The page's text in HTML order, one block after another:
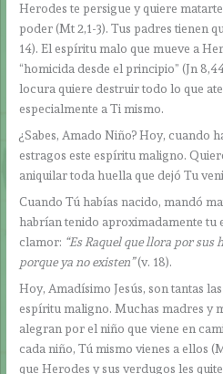
Herodes te persigue y quiere
poder (Mt 2,1-3). Tus padres tienen
14). El espíritu malo que mueve a
“homicida desde el principio” (Jn
locura quiere destruir todo lo que
especialmente a Ti mismo.
¿Sabes, Amado Niño? Hoy, cuando
estragos este espíritu maligno.
aniquilar toda huella que dejó Tu
Cuando Tú habías nacido, mandó
habrían tenido aproximadamente tu
clamor: “Es Raquel que llora por sus
porque ya no existen”(v. 18).
Hoy, Amadísimo Jesús, son tantas
espíritu maligno. Muchas madres y
alegran por el niño que viene en
cada niño, Tú mismo vienes a ellos
que Herodes y sus verdugos les